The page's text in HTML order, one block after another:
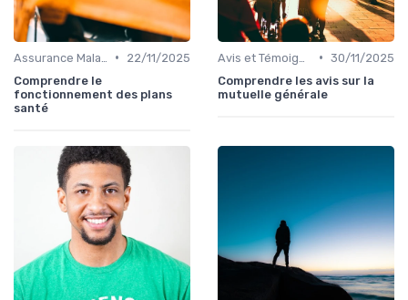
•
22/11/2025
Comprendre le
fonctionnement des plans
santé
• 30/11/2025
Comprendre les avis sur la
mutuelle générale